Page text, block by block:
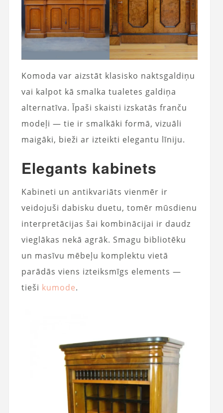
Komoda var aizstāt klasisko naktsgaldiņu
vai kalpot kā smalka tualetes galdiņa
alternatīva. Īpaši skaisti izskatās franču
modeļi — tie ir smalkāki formā, vizuāli
maigāki, bieži ar izteikti elegantu līniju.
Elegants kabinets
Kabineti un antikvariāts vienmēr ir
veidojuši dabisku duetu, tomēr mūsdienu
interpretācijas šai kombinācijai ir daudz
vieglākas nekā agrāk. Smagu bibliotēku
un masīvu mēbeļu komplektu vietā
parādās viens izteiksmīgs elements —
tieši kumode.